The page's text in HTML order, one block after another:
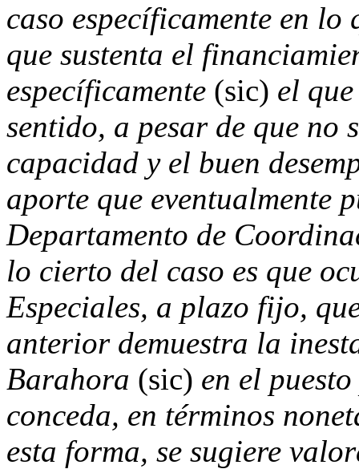
caso específicamente en
que sustenta el
específicamente (sic) el
sentido, a pesar de que no
capacidad y el buen
aporte que eventualmente
Departamento de
lo cierto del caso es que
Especiales, a plazo fijo,
anterior demuestra la
Barahora (sic) en el
conceda, en términos
esta forma, se sugiere